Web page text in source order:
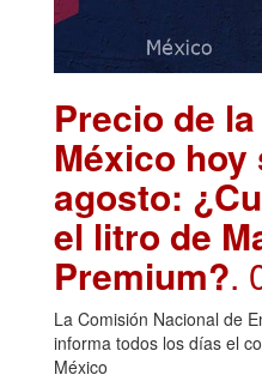
Precio de
México hoy
agosto:
el litro de
Premium?.
La Comisión Nacional de
informa todos los días el
México